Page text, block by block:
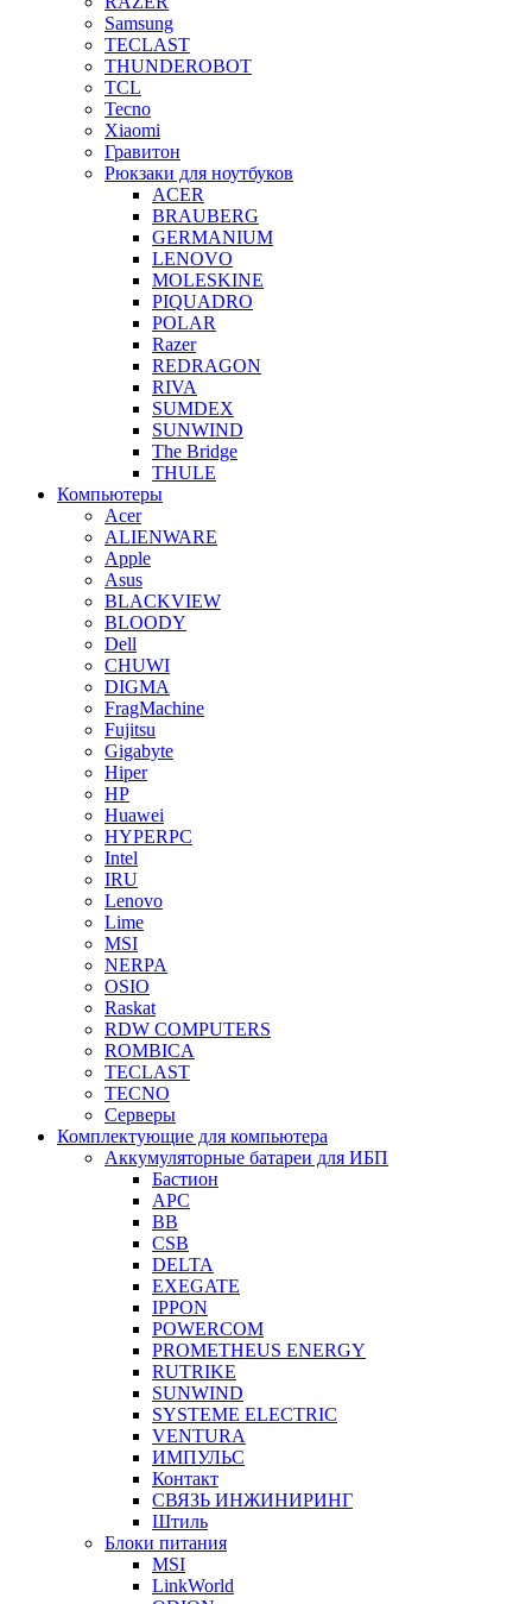
Samsung
TECLAST
THUNDEROBOT
TCL
Tecno
Xiaomi
Гравитон
Рюкзаки для ноутбуков
ACER
BRAUBERG
GERMANIUM
LENOVO
MOLESKINE
PIQUADRO
POLAR
Razer
REDRAGON
RIVA
SUMDEX
SUNWIND
The Bridge
THULE
Компьютеры
Acer
ALIENWARE
Apple
Asus
BLACKVIEW
BLOODY
Dell
CHUWI
DIGMA
FragMachine
Fujitsu
Gigabyte
Hiper
HP
Huawei
HYPERPC
Intel
IRU
Lenovo
Lime
MSI
NERPA
OSIO
Raskat
RDW COMPUTERS
ROMBICA
TECLAST
TECNO
Серверы
Комплектующие для компьютера
Аккумуляторные батареи для ИБП
Бастион
APC
BB
CSB
DELTA
EXEGATE
IPPON
POWERCOM
PROMETHEUS ENERGY
RUTRIKE
SUNWIND
SYSTEME ELECTRIC
VENTURA
ИМПУЛЬС
Контакт
СВЯЗЬ ИНЖИНИРИНГ
Штиль
Блоки питания
MSI
LinkWorld